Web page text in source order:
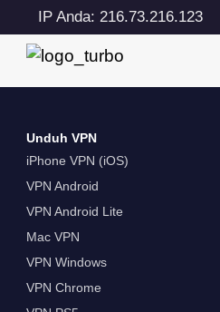
IP Anda: 216.73.216.123
Unduh VPN
iPhone VPN (iOS)
VPN Android
VPN Android Lite
Mac VPN
VPN Windows
VPN Chrome